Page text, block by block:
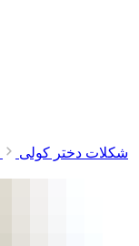
شکلات دختر کولی